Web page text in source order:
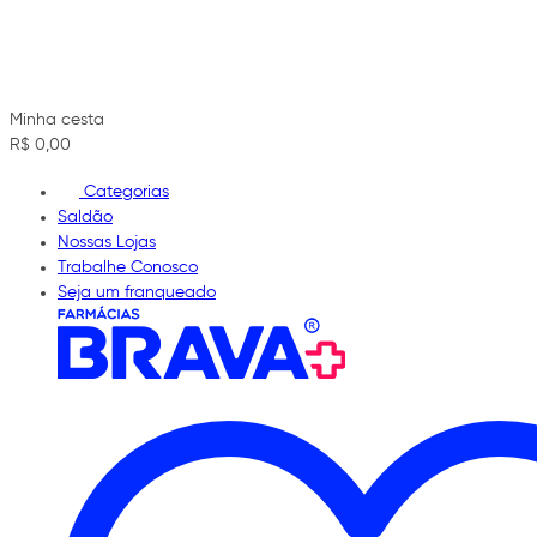
Minha cesta
R$ 0,00
Categorias
Saldão
Nossas Lojas
Trabalhe Conosco
Seja um franqueado